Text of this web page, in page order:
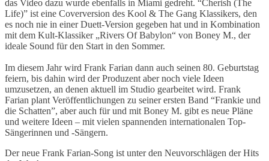
das Video dazu wurde ebenfalls in Miami gedreht. “Cherish (The
Life)” ist eine Coverversion des Kool & The Gang Klassikers, den
es noch nie in einer Duett-Version gegeben hat und in Kombination
mit dem Kult-Klassiker „Rivers Of Babylon“ von Boney M., der
ideale Sound für den Start in den Sommer.
Im diesem Jahr wird Frank Farian dann auch seinen 80. Geburtstag
feiern, bis dahin wird der Produzent aber noch viele Ideen
umzusetzen, an denen aktuell im Studio gearbeitet wird. Frank
Farian plant Veröffentlichungen zu seiner ersten Band “Frankie und
die Schatten”, aber auch für und mit Boney M. gibt es neue Pläne
und weitere Ideen – mit vielen spannenden internationalen Top-
Sängerinnen und -Sängern.
Der neue Frank Farian-Song ist unter den Neuvorschlägen der Hits